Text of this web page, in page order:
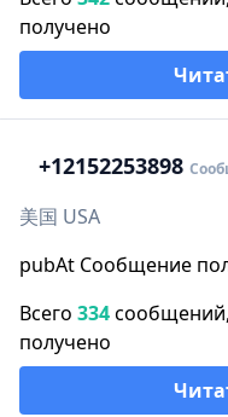
получено
+12152253898
美国 USA
pubAt Сообщение
Всего 334
получено